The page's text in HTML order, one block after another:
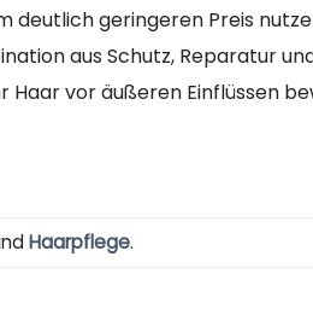
deutlich geringeren Preis
aus Schutz, Reparatur
Haar vor äußeren Einflüssen
Haarpflege.